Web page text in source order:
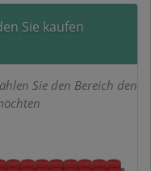
Sie kaufen
Sie den Bereich den